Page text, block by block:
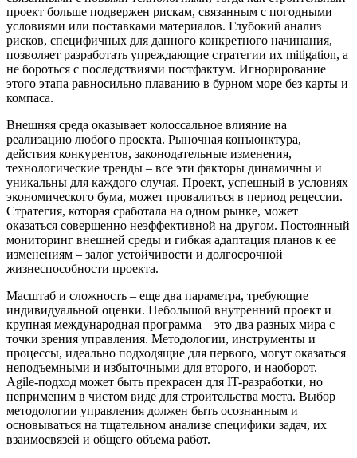
проект больше подвержен рискам, связанным с погодными
условиями или поставками материалов. Глубокий анализ
рисков, специфичных для данного конкретного начинания,
позволяет разработать упреждающие стратегии их mitigation, а
не бороться с последствиями постфактум. Игнорирование
этого этапа равносильно плаванию в бурном море без карты и
компаса.
Внешняя среда оказывает колоссальное влияние на
реализацию любого проекта. Рыночная конъюнктура,
действия конкурентов, законодательные изменения,
технологические тренды – все эти факторы динамичны и
уникальны для каждого случая. Проект, успешный в условиях
экономического бума, может провалиться в период рецессии.
Стратегия, которая сработала на одном рынке, может
оказаться совершенно неэффективной на другом. Постоянный
мониторинг внешней среды и гибкая адаптация планов к ее
изменениям – залог устойчивости и долгосрочной
жизнеспособности проекта.
Масштаб и сложность – еще два параметра, требующие
индивидуальной оценки. Небольшой внутренний проект и
крупная международная программа – это два разных мира с
точки зрения управления. Методологии, инструменты и
процессы, идеально подходящие для первого, могут оказаться
неподъемными и избыточными для второго, и наоборот.
Agile-подход может быть прекрасен для IT-разработки, но
неприменим в чистом виде для строительства моста. Выбор
методологии управления должен быть осознанным и
основываться на тщательном анализе специфики задач, их
взаимосвязей и общего объема работ.